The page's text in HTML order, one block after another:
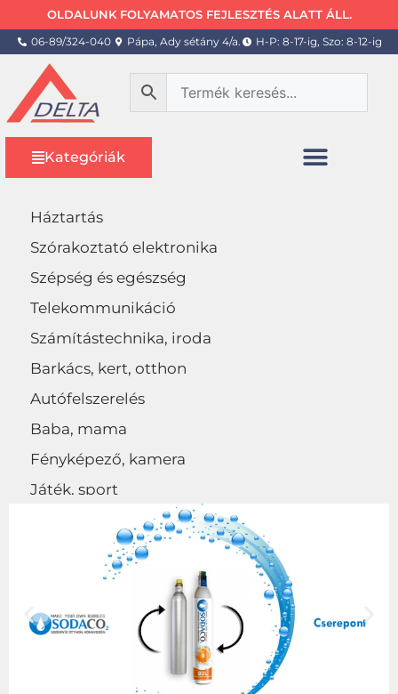
OLDALUNK FOLYAMATOS FEJLESZTÉS ALATT ÁLL.
06-89/324-040 Pápa, Ady sétány 4/a. H-P: 8-17-ig, Szo: 8-12-ig
Kategóriák
Háztartás
Szórakoztató elektronika
Szépség és egészség
Telekommunikáció
Számítástechnika, iroda
Barkács, kert, otthon
Autófelszerelés
Baba, mama
Fényképező, kamera
Játék, sport